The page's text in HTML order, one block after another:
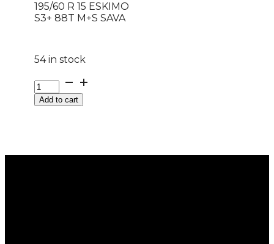
195/60 R 15 ESKIMO
S3+ 88T M+S SAVA
54 in stock
195/60
R
15Add to cart